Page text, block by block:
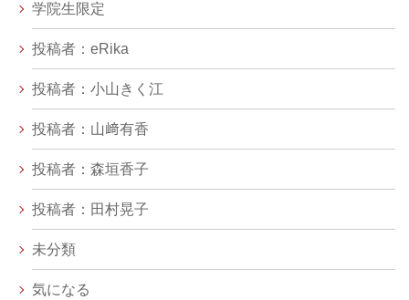
学院生限定
投稿者：eRika
投稿者：小山きく江
投稿者：山﨑有香
投稿者：森垣香子
投稿者：田村晃子
未分類
気になる